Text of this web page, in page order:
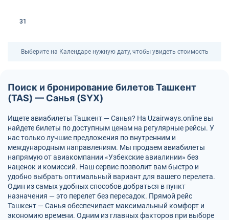
31
Выберите на Календаре нужную дату, чтобы увидеть стоимость
Поиск и бронирование билетов Ташкент
(TAS) — Санья (SYX)
Ищете авиабилеты Ташкент — Санья? На Uzairways.online вы
найдете билеты по доступным ценам на регулярные рейсы. У
нас только лучшие предложения по внутренним и
международным направлениям. Мы продаем авиабилеты
напрямую от авиакомпании «Узбекские авиалинии» без
наценок и комиссий. Наш сервис позволит вам быстро и
удобно выбрать оптимальный вариант для вашего перелета.
Один из самых удобных способов добраться в пункт
назначения — это перелет без пересадок. Прямой рейс
Ташкент — Санья обеспечивает максимальный комфорт и
экономию времени. Одним из главных факторов при выборе